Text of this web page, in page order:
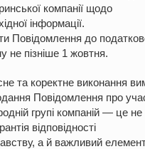
компанії щодо
інформації.
Повідомлення до
не пізніше 1 жовтня.
та коректне виконання
Повідомлення про
групі компаній — це не
відповідності
а й важливий